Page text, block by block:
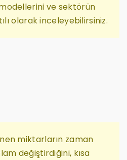
ve sektörün
olarak inceleyebilirsiniz.
miktarların zaman
değiştirdiğini, kısa